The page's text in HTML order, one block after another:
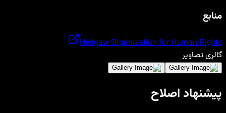
منابع
Hengaw Organization for Human Rights
گالری تصاویر
پیشنهاد اصلاح